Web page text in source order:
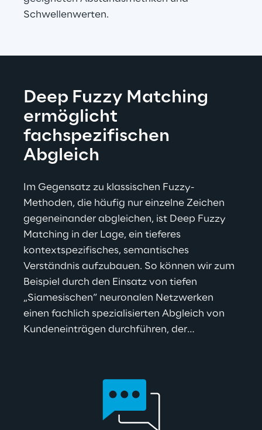
Schwellenwerten.
Deep Fuzzy Matching
ermöglicht
fachspezifischen
Abgleich
Im Gegensatz zu klassischen Fuzzy-
Methoden, die häufig nur einzelne Zeichen
gegeneinander abgleichen, ist Deep Fuzzy
Matching in der Lage, ein tieferes
kontextspezifisches, semantisches
Verständnis aufzubauen. So können wir zum
Beispiel durch den Einsatz von tiefen
„Siamesischen“ neuronalen Netzwerken
einen fachlich spezialisierten Abgleich von
Kundeneinträgen durchführen, der…